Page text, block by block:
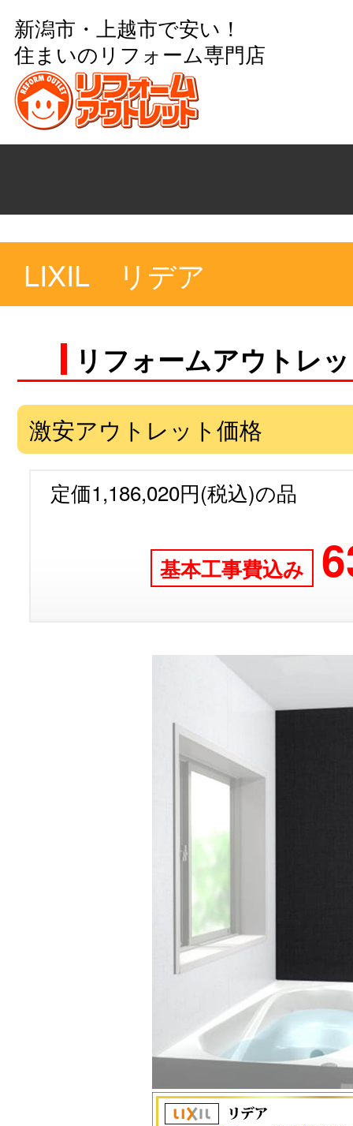
新潟市・上越市で安い！
住まいのリフォーム専門店
LIXIL リデア
リフォームアウトレ
激安アウトレット価格
定価1,186,020円(税込)の品
基本工事費込み